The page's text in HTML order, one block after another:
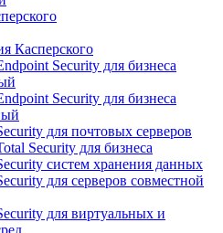
Касперского
Security для бизнеса
Security для бизнеса
для почтовых серверов
Security для бизнеса
систем хранения данных
для серверов совместной
для виртуальных и